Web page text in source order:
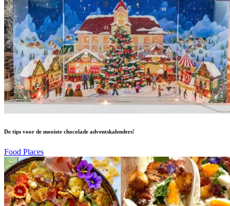
De tips voor de mooiste chocolade adventskalenders!
Food Places